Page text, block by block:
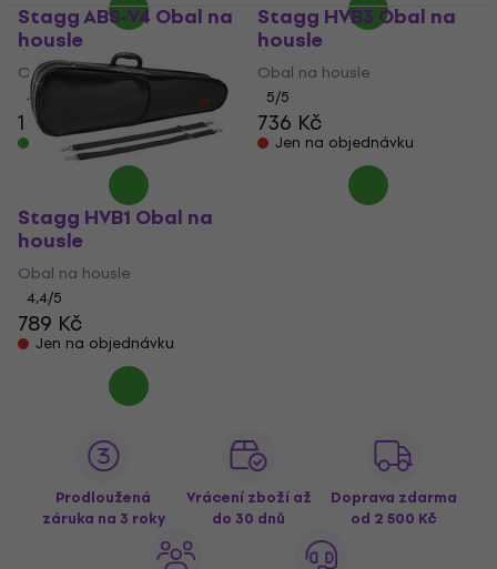
Stagg ABS-V4 Obal na
housle
Obal na housle
4,5
1 790 Kč
Skladem
Stagg HVB3 Obal na
housle
Obal na housle
5/5
736 Kč
Jen na objednávku
Stagg HVB1 Obal na
housle
Obal na housle
4,4/5
789 Kč
Jen na objednávku
Prodloužená
záruka na 3 roky
Vrácení zboží až
do 30 dnů
Doprava zdarma
od 2 500 Kč